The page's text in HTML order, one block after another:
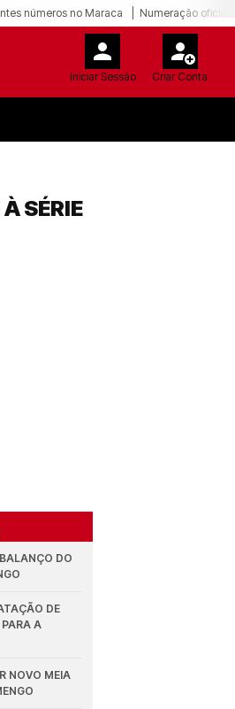
números no Maraca Numeração oficial
Iniciar Sessão Criar Conta
SÉRIE
DO
DE
A
NOVO MEIA